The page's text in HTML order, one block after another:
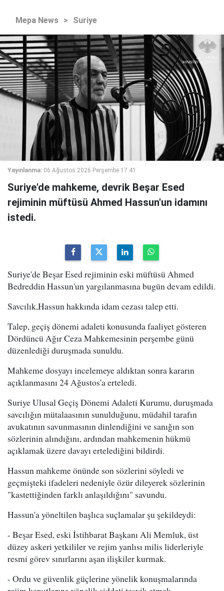
Mepa News > Suriye
Yayınlanma: 06 Ağustos 2026 Perşembe 17:41
Suriye'de mahkeme, devrik Beşar Esed
rejiminin müftüsü Ahmed Hassun'un idamını
istedi.
Suriye'de Beşar Esed rejiminin eski müftüsü Ahmed
Bedreddin Hassun'un yargılanmasına bugün devam edildi.
Savcılık,Hassun hakkında idam cezası talep etti.
Talep, geçiş dönemi adaleti konusunda faaliyet gösteren
Dördüncü Ağır Ceza Mahkemesinin perşembe günü
düzenlediği duruşmada sunuldu.
Mahkeme dosyayı incelemeye aldıktan sonra kararın
açıklanmasını 24 Ağustos'a erteledi.
Suriye Ulusal Geçiş Dönemi Adaleti Kurumu, duruşmada
savcılığın mütalaasının sunulduğunu, müdahil tarafın
avukatının savunmasının dinlendiğini ve sanığın son
sözlerinin alındığını, ardından mahkemenin hükmü
açıklamak üzere davayı ertelediğini bildirdi.
Hassun mahkeme önünde son sözlerini söyledi ve
geçmişteki ifadeleri nedeniyle özür dileyerek sözlerinin
"kastettiğinden farklı anlaşıldığını" savundu.
Hassun'a yöneltilen başlıca suçlamalar şu şekildeydi:
- Beşar Esed, eski İstihbarat Başkanı Ali Memluk, üst
düzey askeri yetkililer ve rejim yanlısı milis liderleriyle
resmi görev sınırlarını aşan ilişkiler kurmak.
- Ordu ve güvenlik güçlerine yönelik konuşmalarında